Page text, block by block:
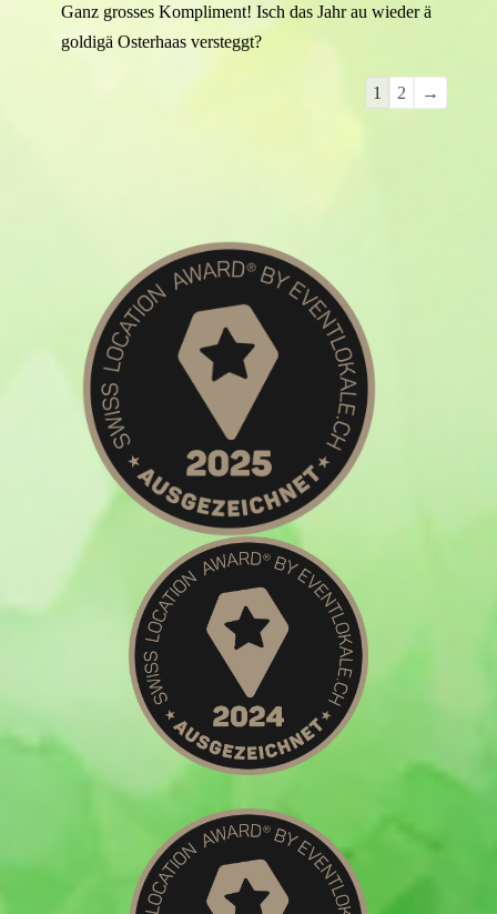
Ganz grosses Kompliment! Isch das Jahr au wieder ä
goldigä Osterhaas versteggt?
Navigation
1 2 →